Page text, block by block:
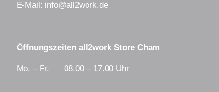
E-Mail: info@all2work.de
Öffnungszeiten all2work Store Cham
Mo. – Fr. 08.00 – 17.00 Uhr